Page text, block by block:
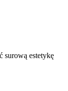
surową estetykę